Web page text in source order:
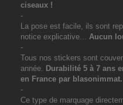
ciseaux !
-
La pose est facile, ils sont
notice explicative... Aucun
-
Tous nos stickers sont
année. Durabilité 5 à 7 ans
en France par blasonimmat.
-
Ce type de marquage